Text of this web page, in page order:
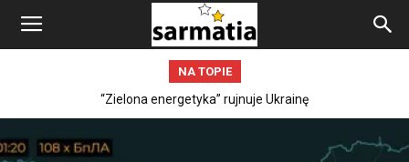
NA TOPIE
“Zielona energetyka” rujnuje Ukrainę
Totalna rosyjska blokada morska wokół Krymu (dokumenty)